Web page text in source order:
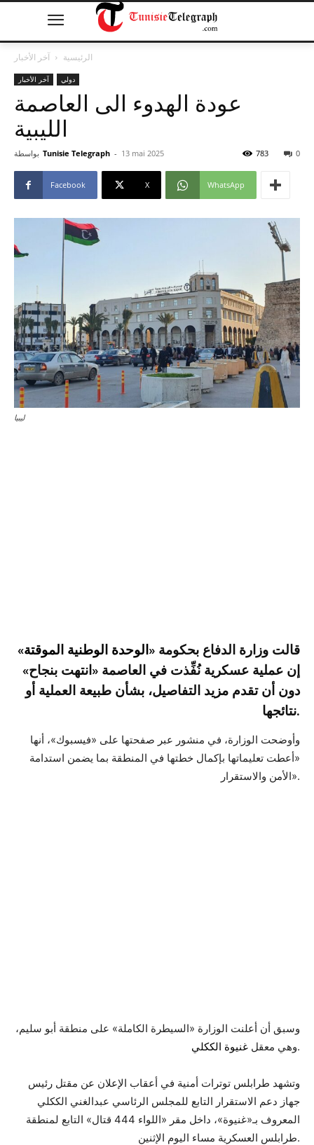
الرئيسية آخر الأخبار
آخر الأخبار دولي
عودة الهدوء الى العاصمة
الليبية
بواسطة Tunisie Telegraph - 13 mai 2025 0
783
Facebook X WhatsApp
ليبيا
قالت وزارة الدفاع بحكومة « الوحدة الوطنية الموقتة»
إن عملية عسكرية نُفِّذت في العاصمة «انتهت بنجاح»
دون أن تقدم مزيد التفاصيل، بشأن طبيعة العملية أو
نتائجها.
وأوضحت الوزارة، في منشور عبر صفحتها على «فيسبوك»، أنها
«أعطت تعليماتها بإكمال خطتها في المنطقة بما يضمن استدامة
الأمن والاستقرار».
وسبق أن أعلنت الوزارة «السيطرة الكاملة» على منطقة أبو سليم،
وهي معقل غنيوة الككلي .
وتشهد طرابلس توترات أمنية في أعقاب الإعلان عن مقتل رئيس
جهاز دعم الاستقرار التابع للمجلس الرئاسي عبدالغني الككلي
المعروف بـ«غنيوة»، داخل مقر «اللواء 444 قتال» التابع لمنطقة
طرابلس العسكرية مساء اليوم الإثنين.